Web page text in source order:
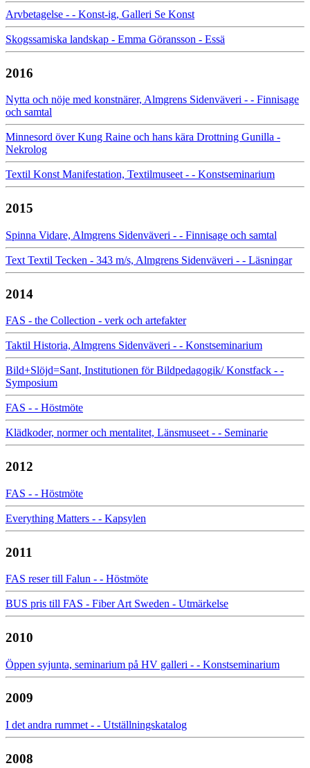
Arvbetagelse - - Konst-ig, Galleri Se Konst
Skogssamiska landskap - Emma Göransson - Essä
2016
Nytta och nöje med konstnärer, Almgrens Sidenväveri - - Finnisage
och samtal
Minnesord över Kung Raine och hans kära Drottning Gunilla -
Nekrolog
Textil Konst Manifestation, Textilmuseet - - Konstseminarium
2015
Spinna Vidare, Almgrens Sidenväveri - - Finnisage och samtal
Text Textil Tecken - 343 m/s, Almgrens Sidenväveri - - Läsningar
2014
FAS - the Collection - verk och artefakter
Taktil Historia, Almgrens Sidenväveri - - Konstseminarium
Bild+Slöjd=Sant, Institutionen för Bildpedagogik/ Konstfack - -
Symposium
FAS - - Höstmöte
Klädkoder, normer och mentalitet, Länsmuseet - - Seminarie
2012
FAS - - Höstmöte
Everything Matters - - Kapsylen
2011
FAS reser till Falun - - Höstmöte
BUS pris till FAS - Fiber Art Sweden - Utmärkelse
2010
Öppen syjunta, seminarium på HV galleri - - Konstseminarium
2009
I det andra rummet - - Utställningskatalog
2008